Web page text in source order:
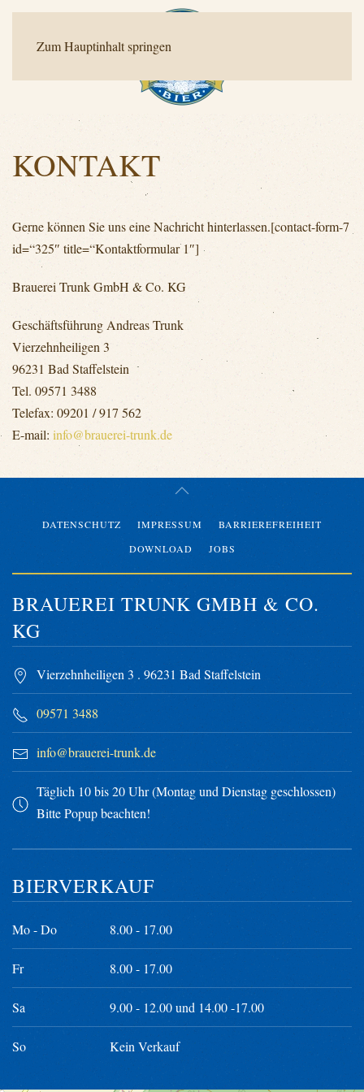
Zum Hauptinhalt springen
KONTAKT
Gerne können Sie uns eine Nachricht hinterlassen.[contact-form-7
id=“325″ title=“Kontaktformular 1″]
Brauerei Trunk GmbH & Co. KG
Geschäftsführung Andreas Trunk
Vierzehnheiligen 3
96231 Bad Staffelstein
Tel. 09571 3488
Telefax: 09201 / 917 562
E-mail: info@brauerei-trunk.de
DATENSCHUTZ IMPRESSUM
BARRIEREFREIHEIT
DOWNLOAD
JOBS
BRAUEREI TRUNK GMBH & CO.
KG
Vierzehnheiligen 3 . 96231 Bad Staffelstein
09571 3488
info@brauerei-trunk.de
Täglich 10 bis 20 Uhr (Montag und Dienstag geschlossen)
Bitte Popup beachten!
BIERVERKAUF
Mo - Do 8.00 - 17.00
Fr 8.00 - 17.00
Sa 9.00 - 12.00 und 14.00 -17.00
So Kein Verkauf